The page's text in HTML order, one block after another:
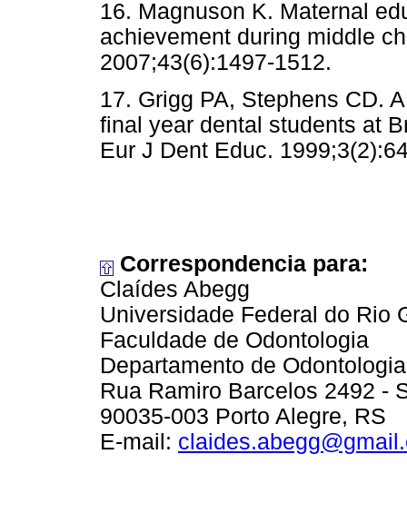
16. Magnuson K. Maternal
achievement during middle
2007;43(6):1497-1512.
17. Grigg PA, Stephens CD.
final year dental students at
Eur J Dent Educ.
Correspondencia para:
Claídes Abegg
Universidade Federal do Rio
Faculdade de Odontologia
Departamento de
Rua Ramiro Barcelos 2492 -
90035-003 Porto Alegre, RS
E-mail: